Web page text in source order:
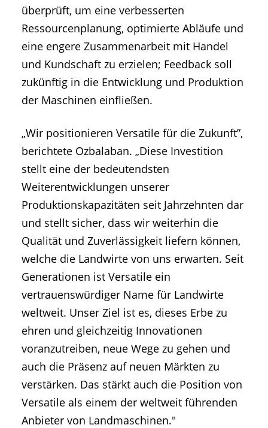
überprüft, um eine verbesserten
Ressourcenplanung, optimierte Abläufe und
eine engere Zusammenarbeit mit Handel
und Kundschaft zu erzielen; Feedback soll
zukünftig in die Entwicklung und Produktion
der Maschinen einfließen.
„Wir positionieren Versatile für die Zukunft”,
berichtete Ozbalaban. „Diese Investition
stellt eine der bedeutendsten
Weiterentwicklungen unserer
Produktionskapazitäten seit Jahrzehnten dar
und stellt sicher, dass wir weiterhin die
Qualität und Zuverlässigkeit liefern können,
welche die Landwirte von uns erwarten. Seit
Generationen ist Versatile ein
vertrauenswürdiger Name für Landwirte
weltweit. Unser Ziel ist es, dieses Erbe zu
ehren und gleichzeitig Innovationen
voranzutreiben, neue Wege zu gehen und
auch die Präsenz auf neuen Märkten zu
verstärken. Das stärkt auch die Position von
Versatile als einem der weltweit führenden
Anbieter von Landmaschinen."